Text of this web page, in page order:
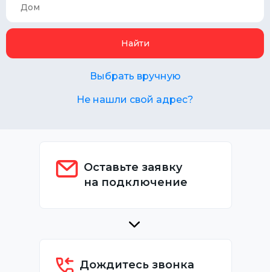
Найти
Выбрать вручную
Не нашли свой адрес?
Оставьте заявку
на подключение
Дождитесь звонка